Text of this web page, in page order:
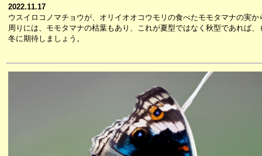
2022.11.17
ウスイロコノマチョウが、オリイオオコウモリの食べたモモタマナの実
周りには、モモタマナの枯葉もあり、これが夏型ではなく秋型であれば
冬に期待しましょう。